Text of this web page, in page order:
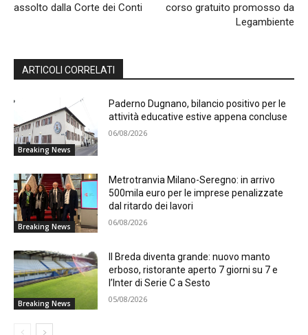
assolto dalla Corte dei Conti
corso gratuito promosso da
Legambiente
ARTICOLI CORRELATI
Breaking News
Paderno Dugnano, bilancio positivo per le
attività educative estive appena concluse
06/08/2026
Breaking News
Metrotranvia Milano-Seregno: in arrivo
500mila euro per le imprese penalizzate
dal ritardo dei lavori
06/08/2026
Breaking News
Il Breda diventa grande: nuovo manto
erboso, ristorante aperto 7 giorni su 7 e
l’Inter di Serie C a Sesto
05/08/2026